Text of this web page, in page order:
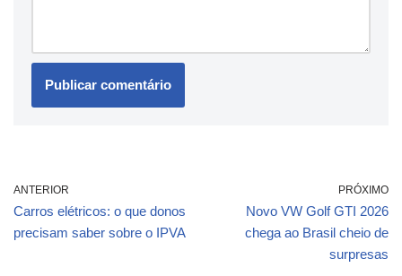
ANTERIOR
Carros elétricos: o que donos
precisam saber sobre o IPVA
PRÓXIMO
Novo VW Golf GTI 2026
chega ao Brasil cheio de
surpresas